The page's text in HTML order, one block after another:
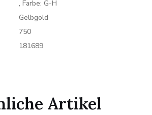
, Farbe: G-H
Gelbgold
750
181689
Artikel